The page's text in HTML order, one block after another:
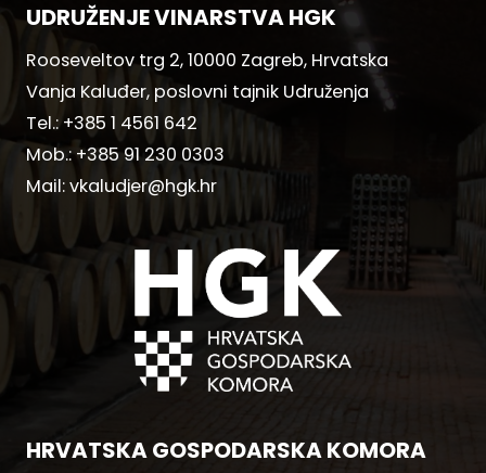
UDRUŽENJE VINARSTVA HGK
Rooseveltov trg 2, 10000 Zagreb, Hrvatska
Vanja Kaluđer, poslovni tajnik Udruženja
Tel.:+385 1 4561 642
Mob.: +385 91 230 0303
Mail:vkaludjer@hgk.hr
HRVATSKA GOSPODARSKA KOMORA